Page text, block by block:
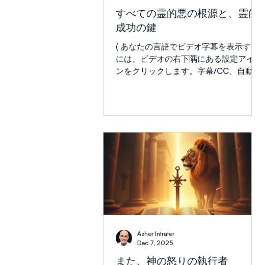
うしてそんなの持っているんだ?」って
言えるでしょう。 それが真実でなけれ
ば馬鹿げています! ヨセフの兄弟たち
は、父親が彼をより愛していたため嫉妬
しました。それはレアとラケル、二人の
母親から始まりました。 二人ともお互
すべての霊的悪の根源と、霊的
成功の鍵
( あなたの言語でビデオ字幕を表示する
には、ビデオの右下隅にある設定アイコ
ンをクリックします。字幕/CC、自動翻
アシェルが嫉妬と立腹の霊的な根源につ
いて教えます。それはラケルとレアから
サタンの反逆まで遡ります。彼は、これ
らの同じパターンが、今日も私たちの生
活にどのように影響を与えているかを示
し、不正義の中で信仰、服従、人徳を選
ぶヨセフの例と対比させています。 神
の完全な主権と善を信頼することは、
「被害者意識」の感情を克服する助けと
なります。洗礼者ヨハネが言ったよう
に、「天から与えられなければ、人は何
また、神の怒りの執行者
Asher Intrater
Dec 7, 2025